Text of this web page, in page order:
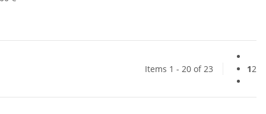
Items 1 - 20 of 23 12